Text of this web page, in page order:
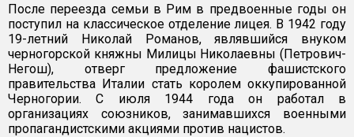
После переезда семьи в Рим в предвоенные годы он
поступил на классическое отделение лицея. В 1942 году
19-летний Николай Романов, являвшийся внуком
черногорской княжны Милицы Николаевны (Петрович-
Негош), отверг предложение фашистского
правительства Италии стать королем оккупированной
Черногории. С июля 1944 года он работал в
организациях союзников, занимавшихся военными
пропагандистскими акциями против нацистов.